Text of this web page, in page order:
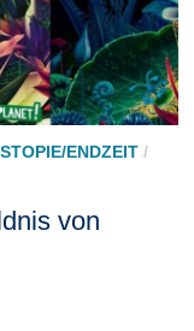
ENDZEIT/
von